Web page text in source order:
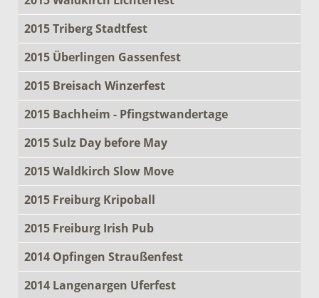
2015 Triberg Stadtfest
2015 Überlingen Gassenfest
2015 Breisach Winzerfest
2015 Bachheim - Pfingstwandertage
2015 Sulz Day before May
2015 Waldkirch Slow Move
2015 Freiburg Kripoball
2015 Freiburg Irish Pub
2014 Opfingen Straußenfest
2014 Langenargen Uferfest